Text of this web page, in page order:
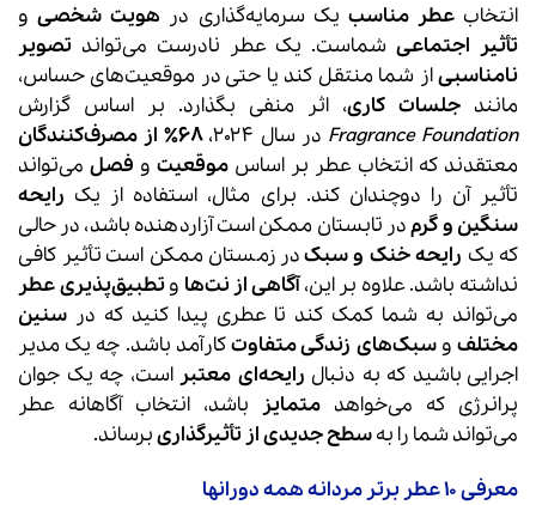
انتخابعطر مناسب یک سرمایه‌گذاری در هویت شخصیو
تأثیر اجتماعیشماست. یک عطر نادرست می‌تواند تصویر
نامناسبیاز شما منتقل کند یا حتی در موقعیت‌های حساس،
مانندجلسات کاری، اثر منفی بگذارد. بر اساس گزارش
Fragrance Foundation در سال ۲۰۲۴،
۶۸٪ از مصرف‌کنندگان
معتقدند که انتخاب عطر بر اساس موقعیت و فصل می‌تواند
تأثیر آن را دوچندان کند. برای مثال، استفاده از یک رایحه
سنگین و گرمدر تابستان ممکن است آزاردهنده باشد، در حالی
که یک رایحه خنک و سبکدر زمستان ممکن است تأثیر کافی
نداشته باشد. علاوه بر این،آگاهی از نت‌ها وتطبیق‌پذیری عطر
می‌تواند به شما کمک کند تا عطری پیدا کنید که در سنین
مختلفوسبک‌های زندگی متفاوتکارآمد باشد. چه یک مدیر
اجرایی باشید که به دنبال رایحه‌ای معتبر است، چه یک جوان
پرانرژی که می‌خواهد متمایز باشد، انتخاب آگاهانه عطر
می‌تواند شما را بهسطح جدیدی از تأثیرگذاریبرساند.
معرفی ۱۰ عطر برتر مردانه همه دورانها